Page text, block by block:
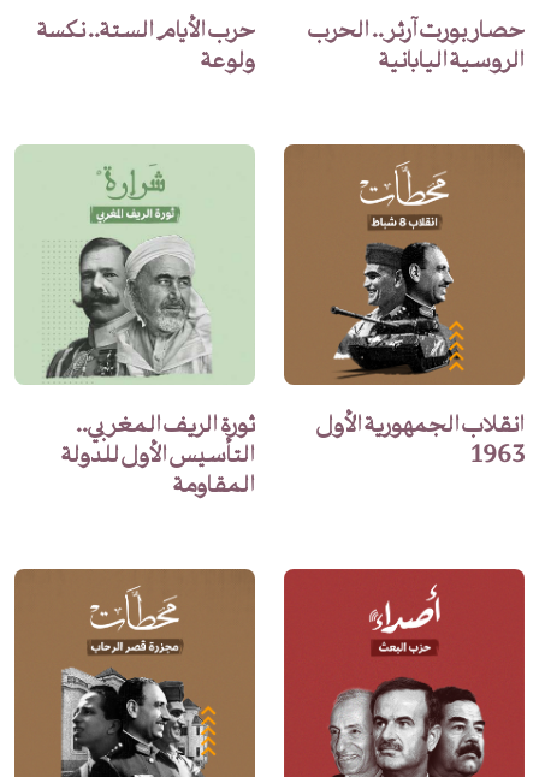
حصار بورت آرثر.. الحرب
الروسية اليابانية
حرب الأيام الستة.. نكسة
ولوعة
انقلاب الجمهورية الأول
1963
ثورة الريف المغربي..
التأسيس الأول للدولة
المقاومة